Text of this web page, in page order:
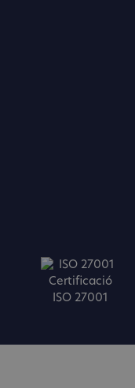
Certificació
ISO 27001